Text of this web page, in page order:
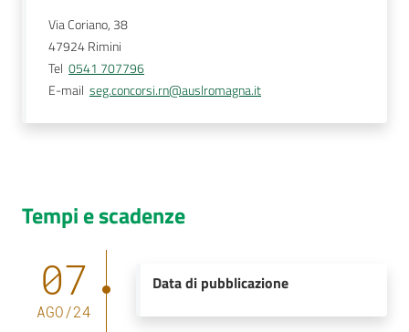
Via Coriano, 38
47924Rimini
Tel 0541 707796
E-mail seg.concorsi.rn@auslromagna.it
Tempi e scadenze
07
AGO/24
Data di pubblicazione